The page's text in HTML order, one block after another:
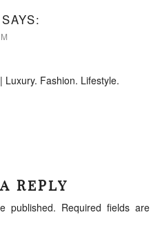
SAYS:
| Luxury. Fashion. Lifestyle.
REPLY
published. Required fields are